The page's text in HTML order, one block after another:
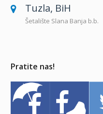
Tuzla, BiH
Šetalište Slana Banja b.b.
Pratite nas!